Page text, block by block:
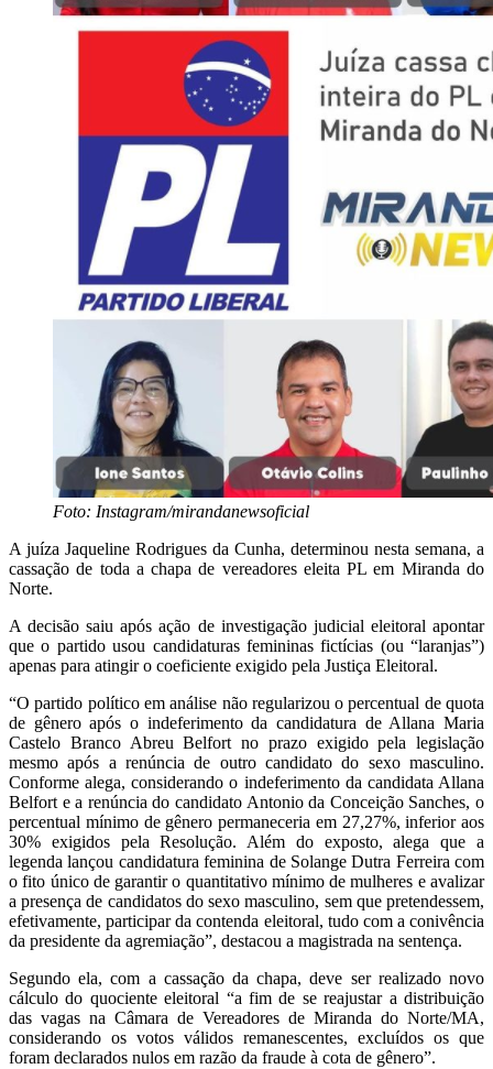
Foto: Instagram/mirandanewsoficial
A juíza Jaqueline Rodrigues da Cunha, determinou nesta semana, a
cassação de toda a chapa de vereadores eleita PL em Miranda do
Norte.
A decisão saiu após ação de investigação judicial eleitoral apontar
que o partido usou candidaturas femininas fictícias (ou “laranjas”)
apenas para atingir o coeficiente exigido pela Justiça Eleitoral.
“O partido político em análise não regularizou o percentual de quota
de gênero após o indeferimento da candidatura de Allana Maria
Castelo Branco Abreu Belfort no prazo exigido pela legislação
mesmo após a renúncia de outro candidato do sexo masculino.
Conforme alega, considerando o indeferimento da candidata Allana
Belfort e a renúncia do candidato Antonio da Conceição Sanches, o
percentual mínimo de gênero permaneceria em 27,27%, inferior aos
30% exigidos pela Resolução. Além do exposto, alega que a
legenda lançou candidatura feminina de Solange Dutra Ferreira com
o fito único de garantir o quantitativo mínimo de mulheres e avalizar
a presença de candidatos do sexo masculino, sem que pretendessem,
efetivamente, participar da contenda eleitoral, tudo com a conivência
da presidente da agremiação”, destacou a magistrada na sentença.
Segundo ela, com a cassação da chapa, deve ser realizado novo
cálculo do quociente eleitoral “a fim de se reajustar a distribuição
das vagas na Câmara de Vereadores de Miranda do Norte/MA,
considerando os votos válidos remanescentes, excluídos os que
foram declarados nulos em razão da fraude à cota de gênero”.